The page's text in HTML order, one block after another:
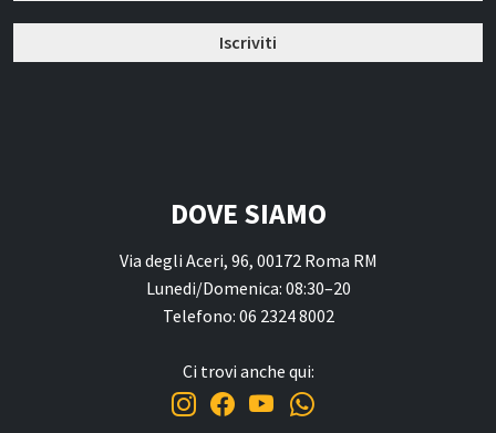
DOVE SIAMO
Via degli Aceri, 96, 00172 Roma RM
Lunedi/Domenica: 08:30–20
Telefono: 06 2324 8002
Ci trovi anche qui: